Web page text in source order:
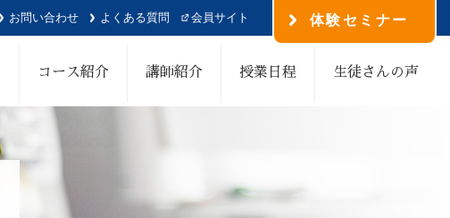
お問い合わせ よくある質問 会員サイト 体験セミナー
コース紹介 講師紹介 授業日程 生徒さんの声